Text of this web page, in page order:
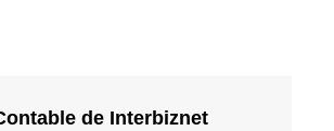
de Interbiznet